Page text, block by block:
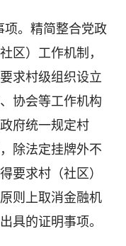
。精简整合党政
区）工作机制，
求村级组织设立
协会等工作机构
府统一规定村
除法定挂牌外不
要求村（社区）
则上取消金融机
具的证明事项。